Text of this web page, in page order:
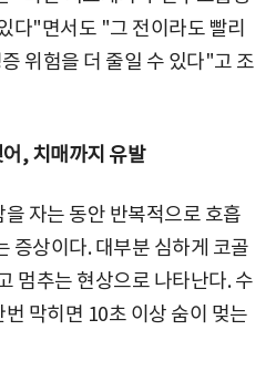
다"면서도 "그 전이라도 빨리
위험을 더 줄일 수 있다"고 조
, 치매까지 유발
자는 동안 반복적으로 호흡
증상이다. 대부분 심하게 코골
멈추는 현상으로 나타난다. 수
막히면 10초 이상 숨이 멎는